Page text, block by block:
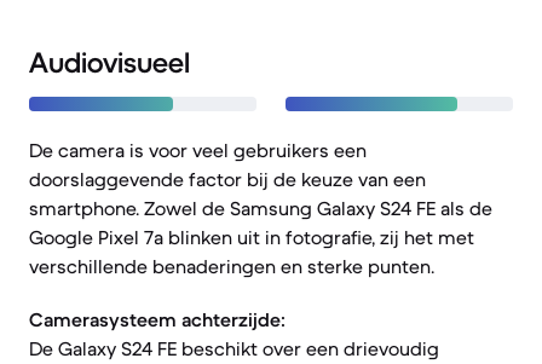
Audiovisueel
De camera is voor veel gebruikers een
doorslaggevende factor bij de keuze van een
smartphone. Zowel de Samsung Galaxy S24 FE als de
Google Pixel 7a blinken uit in fotografie, zij het met
verschillende benaderingen en sterke punten.
Camerasysteem achterzijde:
De Galaxy S24 FE beschikt over een drievoudig